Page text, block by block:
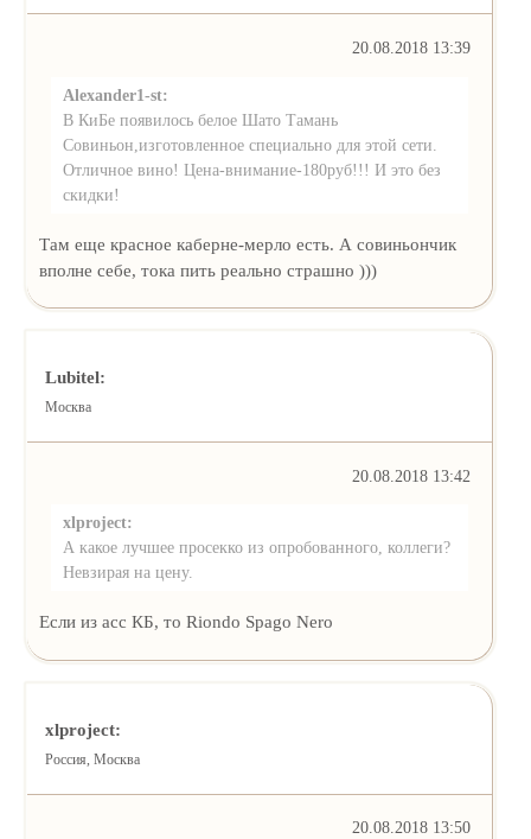
20.08.2018 13:39
Alexander1-st:
В КиБе появилось белое Шато Тамань
Совиньон,изготовленное специально для этой сети.
Отличное вино! Цена-внимание-180руб!!! И это без
скидки!
Там еще красное каберне-мерло есть. А совиньончик
вполне себе, тока пить реально страшно )))
Lubitel:
Москва
20.08.2018 13:42
xlproject:
А какое лучшее просекко из опробованного, коллеги?
Невзирая на цену.
Если из асс КБ, то Riondo Spago Nero
xlproject:
Россия, Москва
20.08.2018 13:50